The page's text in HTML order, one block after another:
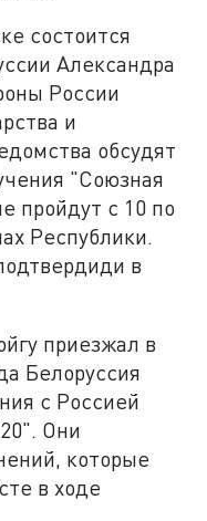
состоится
Александра
России
и
обсудят
"Союзная
пройдут с 10 по
Республики.
в
приезжал в
Белоруссия
с Россией
Они
которые
в ходе